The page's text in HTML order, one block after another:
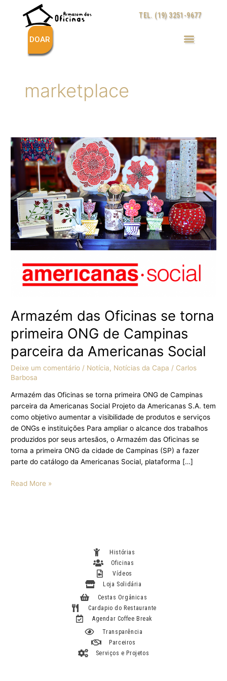
conteúdo
TEL. (19) 3251-9677
DOAR
marketplace
Armazém das Oficinas se torna
primeira ONG de Campinas
parceira da Americanas Social
Deixe um comentário / Notícia, Notícias da Capa / Carlos
Barbosa
Armazém das Oficinas se torna primeira ONG de Campinas
parceira da Americanas Social Projeto da Americanas S.A. tem
como objetivo aumentar a visibilidade de produtos e serviços
de ONGs e instituições Para ampliar o alcance dos trabalhos
produzidos por seus artesãos, o Armazém das Oficinas se
torna a primeira ONG da cidade de Campinas (SP) a fazer
parte do catálogo da Americanas Social, plataforma […]
Armazém
das
Oficinas
se
torna
primeira
ONG
de
Campinas
parceira
Americanas
Social
Read More »
Histórias
Oficinas
Vídeos
Loja Solidária
Cestas Orgânicas
Cardapio do Restaurante
Agendar Coffee Break
Transparência
Parceiros
Serviços e Projetos